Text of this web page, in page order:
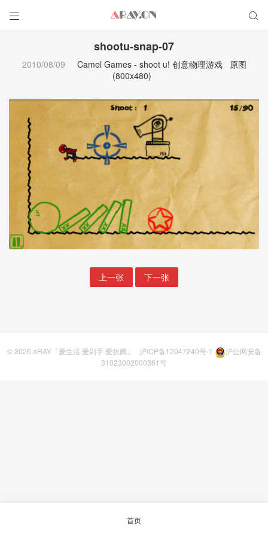
 
shootu-snap-07
2010/08/09 Camel Games - shoot u! 创意物理游戏
原图
(800x480)
上一张 下一张
© 2026 aRAY「爱生活.爱剁手.爱折腾」 沪ICP备12047240号-1
沪公网安备
31023002000361号
首页